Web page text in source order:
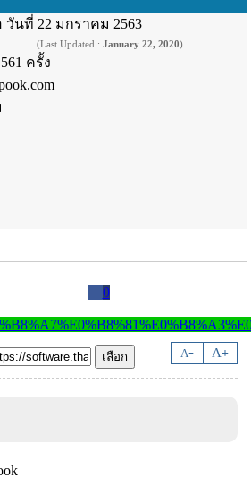
วันที่ 22 มกราคม 2563
(Last Updated : January 22, 2020)
ครั้ง
0
A- A+